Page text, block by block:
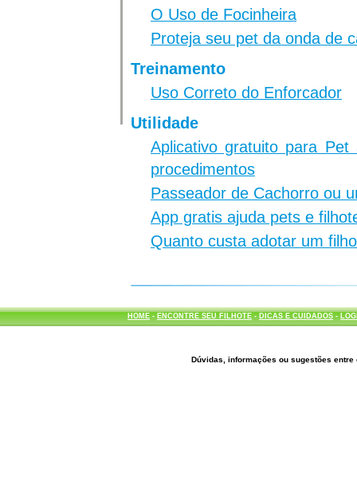
O Uso de Focinheira
Proteja seu pet da onda de
Treinamento
Uso Correto do Enforcador
Utilidade
Aplicativo gratuito para
procedimentos
Passeador de Cachorro ou
App gratis ajuda pets e
Quanto custa adotar um
HOME- ENCONTRE SEU FILHOTE- DICAS E CUIDADOS-
Dúvidas, informações ou sugestões